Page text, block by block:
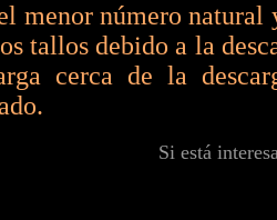
menor número natural
tallos debido a la
cerca de la
Si está